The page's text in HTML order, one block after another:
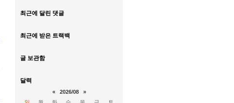
최근에 달린 댓글
최근에 받은 트랙백
글 보관함
달력
« 2026/08
»
일
월 화 수 목 금
토